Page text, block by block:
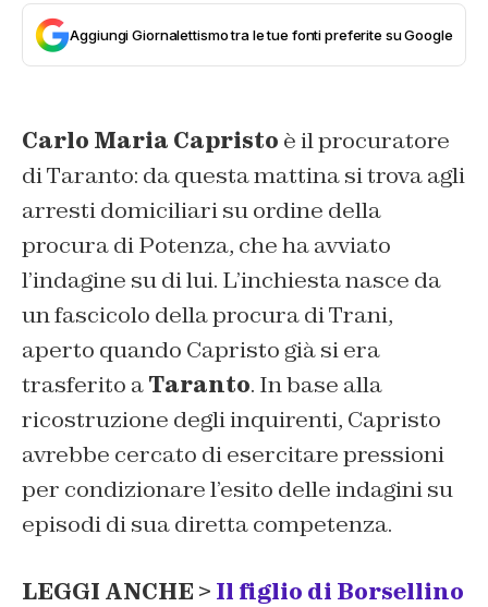
Aggiungi Giornalettismo tra le tue fonti preferite su Google
Carlo Maria Capristo è il procuratore
di Taranto: da questa mattina si trova agli
arresti domiciliari su ordine della
procura di Potenza, che ha avviato
l’indagine su di lui. L’inchiesta nasce da
un fascicolo della procura di Trani,
aperto quando Capristo già si era
trasferito aTaranto. In base alla
ricostruzione degli inquirenti, Capristo
avrebbe cercato di esercitare pressioni
per condizionare l’esito delle indagini su
episodi di sua diretta competenza.
LEGGI ANCHE > Il figlio di Borsellino